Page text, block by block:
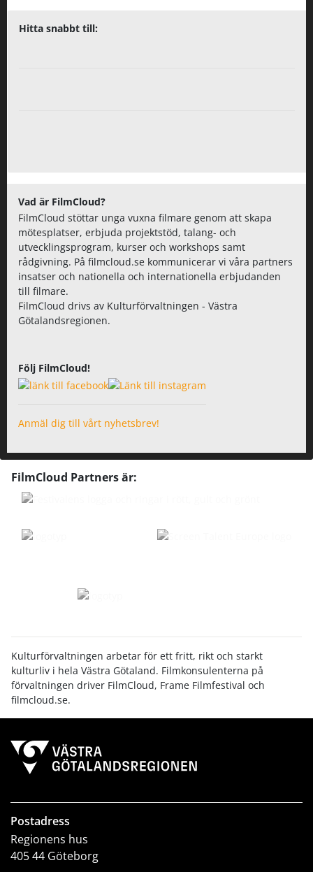
Hitta snabbt till:
Vad är FilmCloud?
FilmCloud stöttar unga vuxna filmare genom att skapa
mötesplatser, erbjuda projektstöd, talang- och
utvecklingsprogram, kurser och workshops samt
rådgivning. På filmcloud.se kommunicerar vi våra partners
insatser och nationella och internationella erbjudanden
till filmare.
FilmCloud drivs av Kulturförvaltningen - Västra
Götalandsregionen.
Följ FilmCloud!
Anmäl dig till vårt nyhetsbrev!
FilmCloud Partners är:
Kulturförvaltningen arbetar för ett fritt, rikt och starkt
kulturliv i hela Västra Götaland. Filmkonsulenterna på
förvaltningen driver FilmCloud, Frame Filmfestival och
filmcloud.se.
Postadress
Regionens hus
405 44 Göteborg